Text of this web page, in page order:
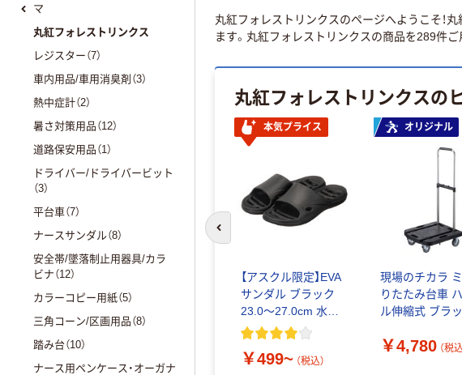
丸紅フォレストリンクスのページへようこそ！
ます。丸紅フォレストリンクスの商品を289件ご
丸紅フォレストリンクスの
本気プライス
【アスクル限定】EVA
サンダル ブラック
23.0～27.0cm 水が
溜まりにくい
￥499~ （税込）
オリジナル
現場のチカラ
りたたみ台車
ル伸縮式 ブラ
ナル
￥4,780 （税込
マ
丸紅フォレストリンクス
レジスター（7）
車内用品/車用消臭剤（3）
熱中症計（2）
暑さ対策用品（12）
道路保安用品（1）
ドライバー/ドライバービット
（3）
平台車（7）
ナースサンダル（8）
安全帯/墜落制止用器具/カラ
ビナ（12）
カラーコピー用紙（5）
三角コーン/区画用品（8）
踏み台（10）
ナース用ペンケース・オーガナ